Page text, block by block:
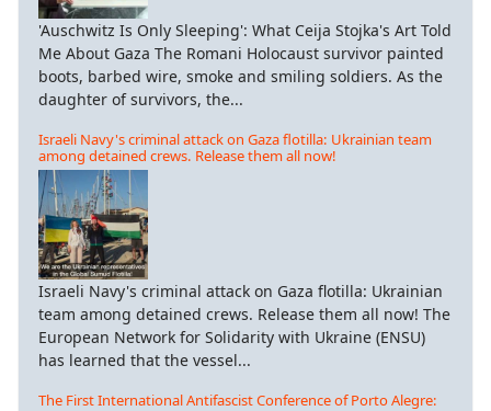
'Auschwitz Is Only Sleeping': What Ceija Stojka's Art Told
Me About Gaza The Romani Holocaust survivor painted
boots, barbed wire, smoke and smiling soldiers. As the
daughter of survivors, the...
Israeli Navy's criminal attack on Gaza flotilla: Ukrainian team
among detained crews. Release them all now!
Israeli Navy's criminal attack on Gaza flotilla: Ukrainian
team among detained crews. Release them all now! The
European Network for Solidarity with Ukraine (ENSU)
has learned that the vessel...
The First International Antifascist Conference of Porto Alegre: